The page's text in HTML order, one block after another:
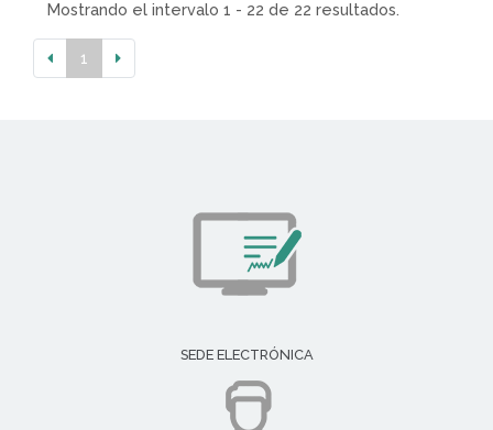
Mostrando el intervalo 1 - 22 de 22 resultados.
1
SEDE ELECTRÓNICA